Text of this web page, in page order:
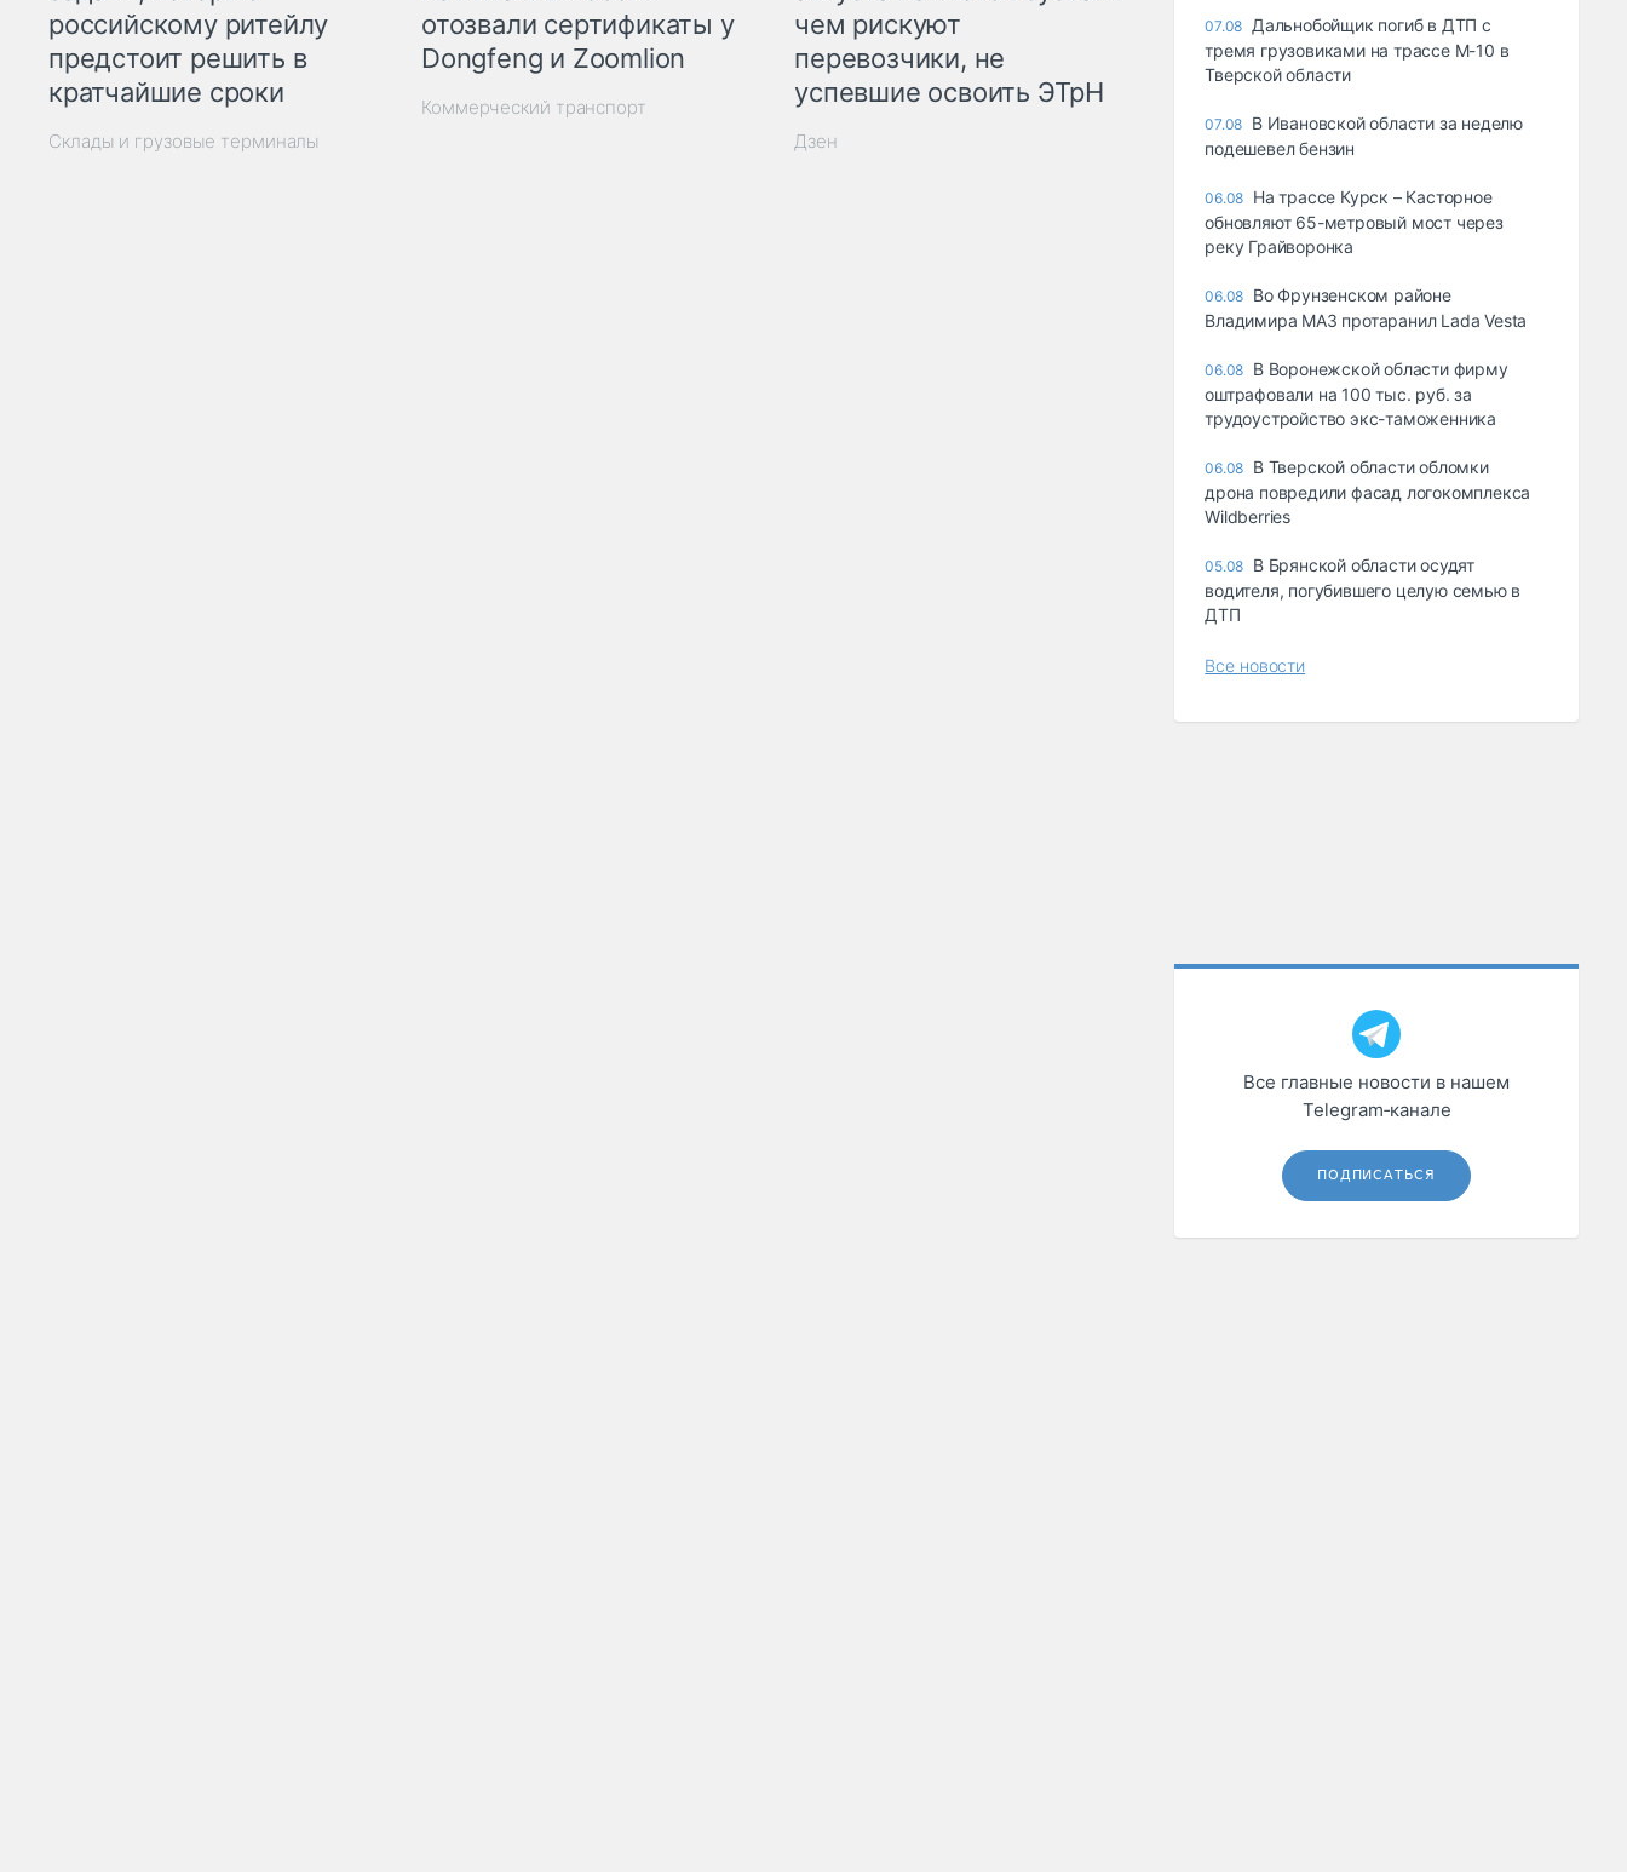
российскому ритейлу
предстоит решить в
кратчайшие сроки
Склады и грузовые терминалы
отозвали сертификаты у
Dongfeng и Zoomlion
Коммерческий транспорт
чем рискуют
перевозчики, не
успевшие освоить ЭТрН
Дзен
07.08 Дальнобойщик погиб в ДТП с
тремя грузовиками на трассе М-10 в
Тверской области
07.08 В Ивановской области за неделю
подешевел бензин
06.08 На трассе Курск – Касторное
обновляют 65-метровый мост через
реку Грайворонка
06.08 Во Фрунзенском районе
Владимира МАЗ протаранил Lada Vesta
06.08 В Воронежской области фирму
оштрафовали на 100 тыс. руб. за
трудоустройство экс-таможенника
06.08 В Тверской области обломки
дрона повредили фасад логокомплекса
Wildberries
05.08 В Брянской области осудят
водителя, погубившего целую семью в
ДТП
Все новости
Все главные новости в нашем
Telegram‑канале
ПОДПИСАТЬСЯ